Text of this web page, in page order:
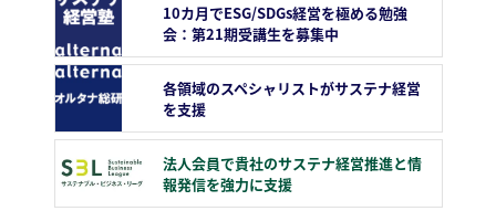
10カ月でESG/SDGs経営を極める勉強
会：第21期受講生を募集中
各領域のスペシャリストがサステナ経営
を支援
法人会員で貴社のサステナ経営推進と情
報発信を強力に支援